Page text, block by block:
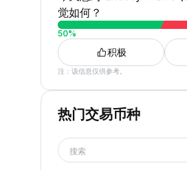
觉如何？
50%
积极
注：该信息仅供参考。
热门交易币种
搜索